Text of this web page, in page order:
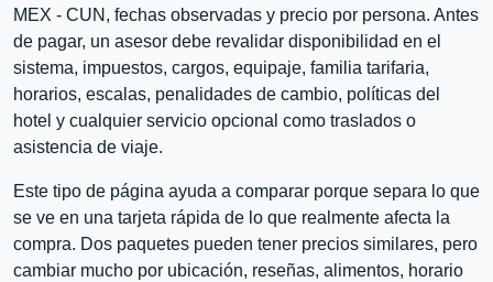
MEX - CUN, fechas observadas y precio por persona. Antes
de pagar, un asesor debe revalidar disponibilidad en el
sistema, impuestos, cargos, equipaje, familia tarifaria,
horarios, escalas, penalidades de cambio, políticas del
hotel y cualquier servicio opcional como traslados o
asistencia de viaje.
Este tipo de página ayuda a comparar porque separa lo que
se ve en una tarjeta rápida de lo que realmente afecta la
compra. Dos paquetes pueden tener precios similares, pero
cambiar mucho por ubicación, reseñas, alimentos, horario